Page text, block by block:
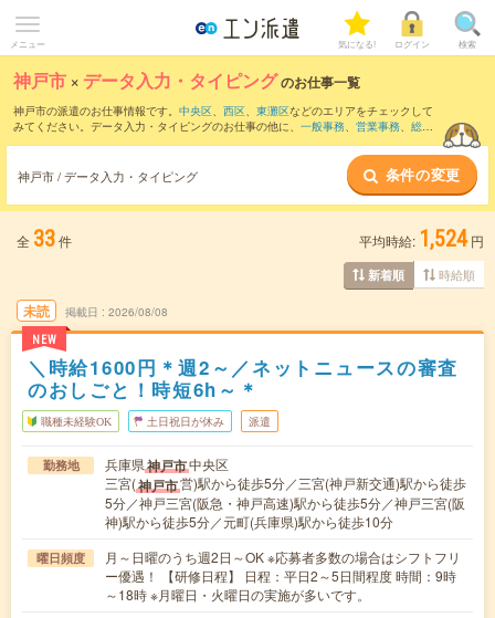
メニュー 気になる! ログイン 検索
神戸市 × データ入力・タイピングのお仕事一覧
神戸市の派遣のお仕事情報です。 中央区、 西区、 東灘区などのエリアをチェックして
みてください。データ入力・タイピングのお仕事の他に、 一般事務、 営業事務、 総
データ入力・タイ
ピングのお仕事とは？とは？
神戸市 / データ入力・タイピング 条件の変更
全 33件 平均時給: 1,524 円
新着順 時給順
未読
NEW
掲載日 2026/08/08
＼時給1600円＊週2～／ネットニュースの審査
のおしごと！時短6h～＊
職種未経験OK 土日祝日が休み 派遣
勤務地 兵庫県神戸市中央区
三宮(神戸市営)駅から徒歩5分／三宮(神戸新交通)駅から徒歩
5分／神戸三宮(阪急・神戸高速)駅から徒歩5分／神戸三宮(阪
神)駅から徒歩5分／元町(兵庫県)駅から徒歩10分
曜日頻度
月～日曜のうち週2日～OK ※応募者多数の場合はシフトフリ
ー優遇！ 【研修日程】 日程：平日2～5日間程度 時間：9時
～18時 ※月曜日・火曜日の実施が多いです。